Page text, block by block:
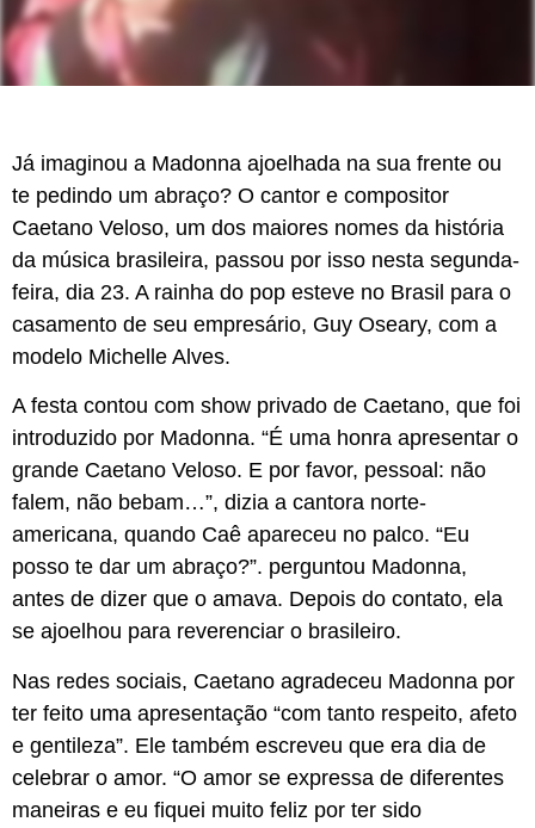
Já imaginou a Madonna ajoelhada na sua frente ou
te pedindo um abraço? O cantor e compositor
Caetano Veloso, um dos maiores nomes da história
da música brasileira, passou por isso nesta segunda-
feira, dia 23. A rainha do pop esteve no Brasil para o
casamento de seu empresário, Guy Oseary, com a
modelo Michelle Alves.
A festa contou com show privado de Caetano, que foi
introduzido por Madonna. “É uma honra apresentar o
grande Caetano Veloso. E por favor, pessoal: não
falem, não bebam…”, dizia a cantora norte-
americana, quando Caê apareceu no palco. “Eu
posso te dar um abraço?”. perguntou Madonna,
antes de dizer que o amava. Depois do contato, ela
se ajoelhou para reverenciar o brasileiro.
Nas redes sociais, Caetano agradeceu Madonna por
ter feito uma apresentação “com tanto respeito, afeto
e gentileza”. Ele também escreveu que era dia de
celebrar o amor. “O amor se expressa de diferentes
maneiras e eu fiquei muito feliz por ter sido